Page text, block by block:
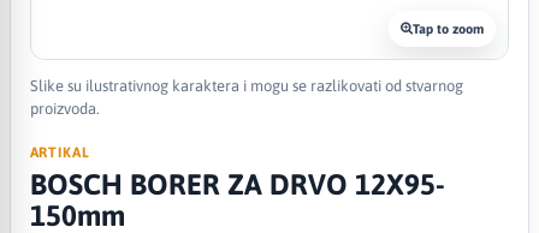
Tap to zoom
Slike su ilustrativnog karaktera i mogu se razlikovati od stvarnog
proizvoda.
ARTIKAL
BOSCH BORER ZA DRVO 12X95-
150mm